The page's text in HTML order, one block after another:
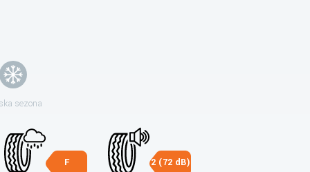
sezona
F 2 (72 dB)